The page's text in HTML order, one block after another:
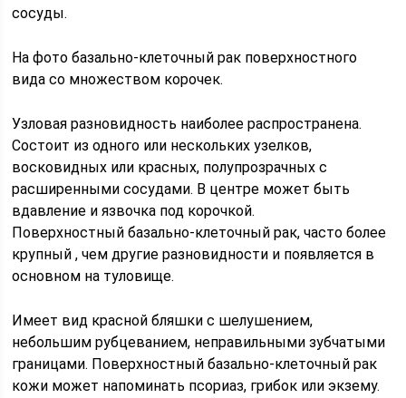
сосуды.
На фото базально-клеточный рак поверхностного
вида со множеством корочек.
Узловая разновидность наиболее распространена.
Состоит из одного или нескольких узелков,
восковидных или красных, полупрозрачных с
расширенными сосудами. В центре может быть
вдавление и язвочка под корочкой.
Поверхностный базально-клеточный рак, часто более
крупный , чем другие разновидности и появляется в
основном на туловище.
Имеет вид красной бляшки с шелушением,
небольшим рубцеванием, неправильными зубчатыми
границами. Поверхностный базально-клеточный рак
кожи может напоминать псориаз, грибок или экзему.